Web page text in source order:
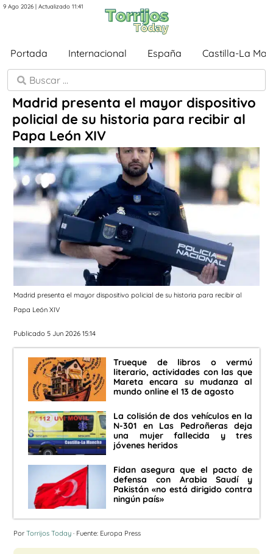
9 Ago 2026 | Actualizado 11:41
Portada Internacional España Castilla-La
Madrid presenta el mayor dispositivo
policial de su historia para recibir al
Papa León XIV
Madrid presenta el mayor dispositivo policial de su historia para recibir al
Papa León XIV
Publicado 5 Jun 2026 15:14
Trueque de libros o vermú
literario, actividades con las que
Mareta encara su mudanza al
mundo online el 13 de agosto
La colisión de dos vehículos en la
N-301 en Las Pedroñeras deja
una mujer fallecida y tres
jóvenes heridos
Fidan asegura que el pacto de
defensa con Arabia Saudí y
Pakistán «no está dirigido contra
ningún país»
Por Torrijos Today · Fuente: Europa Press